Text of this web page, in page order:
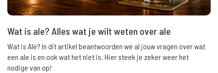
Wat is ale? Alles wat je wilt weten over ale
Wat is Ale? In dit artikel beantwoorden we al jouw vragen over wat
een ale is en ook wat het niet is. Hier steek je zeker weer het
nodige van op!